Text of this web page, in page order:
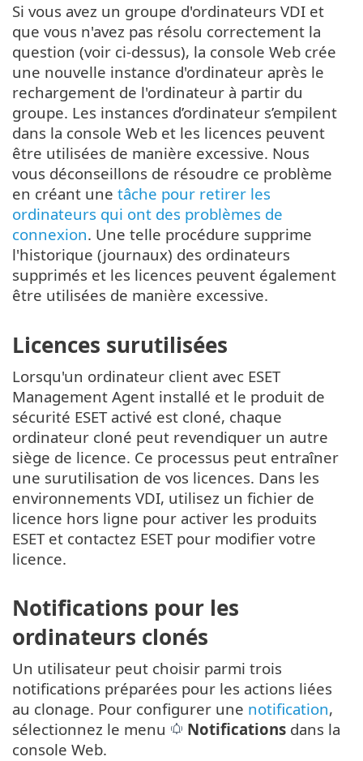
Si vous avez un groupe d'ordinateurs VDI et
que vous n'avez pas résolu correctement la
question (voir ci-dessus), la console Web crée
une nouvelle instance d'ordinateur après le
rechargement de l'ordinateur à partir du
groupe. Les instances d’ordinateur s’empilent
dans la console Web et les licences peuvent
être utilisées de manière excessive. Nous
vous déconseillons de résoudre ce problème
en créant une tâche pour retirer les
ordinateurs qui ont des problèmes de
connexion. Une telle procédure supprime
l'historique (journaux) des ordinateurs
supprimés et les licences peuvent également
être utilisées de manière excessive.
Licences surutilisées
Lorsqu'un ordinateur client avec ESET
Management Agent installé et le produit de
sécurité ESET activé est cloné, chaque
ordinateur cloné peut revendiquer un autre
siège de licence. Ce processus peut entraîner
une surutilisation de vos licences. Dans les
environnements VDI, utilisez un fichier de
licence hors ligne pour activer les produits
ESET et contactez ESET pour modifier votre
licence.
Notifications pour les
ordinateurs clonés
Un utilisateur peut choisir parmi trois
notifications préparées pour les actions liées
au clonage. Pour configurer une notification,
sélectionnez le menu
Notifications dans la
console Web.